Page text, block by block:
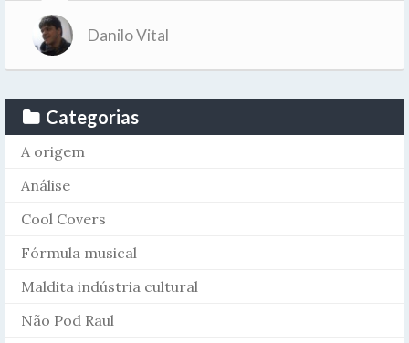
Danilo Vital
Categorias
A origem
Análise
Cool Covers
Fórmula musical
Maldita indústria cultural
Não Pod Raul